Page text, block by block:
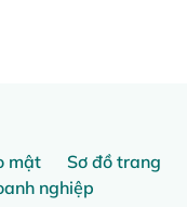
mật Sơ đồ trang
nghiệp